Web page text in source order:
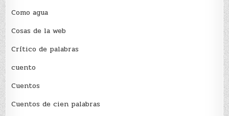
Como agua
Cosas de la web
Crítico de palabras
cuento
Cuentos
Cuentos de cien palabras